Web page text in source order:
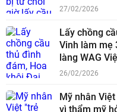
27/02/2026
Lấy chồng
Vinh làm mẹ
làng WAG
26/02/2026
Mỹ nhân
vì thẩm mỹ